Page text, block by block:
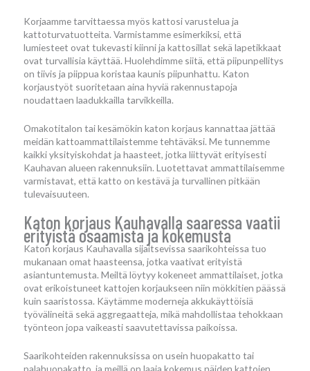
Korjaamme tarvittaessa myös kattosi varustelua ja
kattoturvatuotteita. Varmistamme esimerkiksi, että
lumiesteet ovat tukevasti kiinni ja kattosillat sekä lapetikkaat
ovat turvallisia käyttää. Huolehdimme siitä, että piipunpellitys
on tiivis ja piippua koristaa kaunis piipunhattu. Katon
korjaustyöt suoritetaan aina hyviä rakennustapoja
noudattaen laadukkailla tarvikkeilla.
Omakotitalon tai kesämökin katon korjaus kannattaa jättää
meidän kattoammattilaistemme tehtäväksi. Me tunnemme
kaikki yksityiskohdat ja haasteet, jotka liittyvät erityisesti
Kauhavan alueen rakennuksiin. Luotettavat ammattilaisemme
varmistavat, että katto on kestävä ja turvallinen pitkään
tulevaisuuteen.
Katon korjaus Kauhavalla saaressa vaatii
erityistä osaamista ja kokemusta
Katon korjaus Kauhavalla sijaitsevissa saarikohteissa tuo
mukanaan omat haasteensa, jotka vaativat erityistä
asiantuntemusta. Meiltä löytyy kokeneet ammattilaiset, jotka
ovat erikoistuneet kattojen korjaukseen niin mökkitien päässä
kuin saaristossa. Käytämme moderneja akkukäyttöisiä
työvälineitä sekä aggregaatteja, mikä mahdollistaa tehokkaan
työnteon jopa vaikeasti saavutettavissa paikoissa.
Saarikohteiden rakennuksissa on usein huopakatto tai
palahuopakatto, ja meillä on laaja kokemus näiden kattojen